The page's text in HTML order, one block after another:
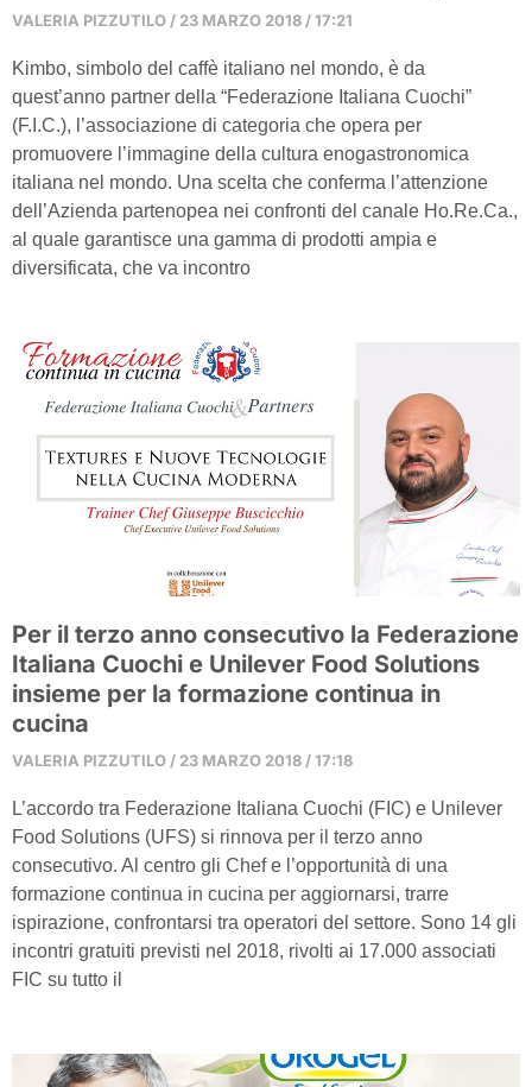
VALERIA PIZZUTILO 23 MARZO 2018 17:21
Kimbo, simbolo del caffè italiano nel mondo, è da
quest’anno partner della “Federazione Italiana Cuochi”
(F.I.C.), l’associazione di categoria che opera per
promuovere l’immagine della cultura enogastronomica
italiana nel mondo. Una scelta che conferma l’attenzione
dell’Azienda partenopea nei confronti del canale Ho.Re.Ca.,
al quale garantisce una gamma di prodotti ampia e
diversificata, che va incontro
Per il terzo anno consecutivo la Federazione
Italiana Cuochi e Unilever Food Solutions
insieme per la formazione continua in
cucina
VALERIA PIZZUTILO 23 MARZO 2018 17:18
L’accordo tra Federazione Italiana Cuochi (FIC) e Unilever
Food Solutions (UFS) si rinnova per il terzo anno
consecutivo. Al centro gli Chef e l’opportunità di una
formazione continua in cucina per aggiornarsi, trarre
ispirazione, confrontarsi tra operatori del settore. Sono 14 gli
incontri gratuiti previsti nel 2018, rivolti ai 17.000 associati
FIC su tutto il